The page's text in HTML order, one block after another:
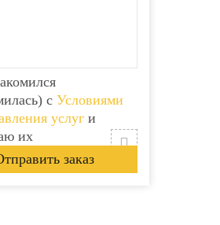
с Условиями
услуг и
их